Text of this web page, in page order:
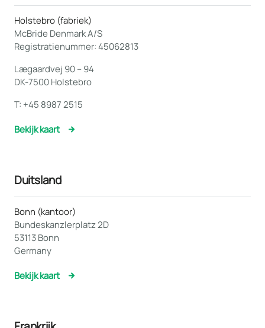
Holstebro (fabriek)
McBride Denmark A/S
Registratienummer: 45062813
Lægaardvej 90 – 94
DK-7500 Holstebro
T: +45 8987 2515
Bekijk kaart
Duitsland
Bonn (kantoor)
Bundeskanzlerplatz 2D
53113 Bonn
Germany
Bekijk kaart